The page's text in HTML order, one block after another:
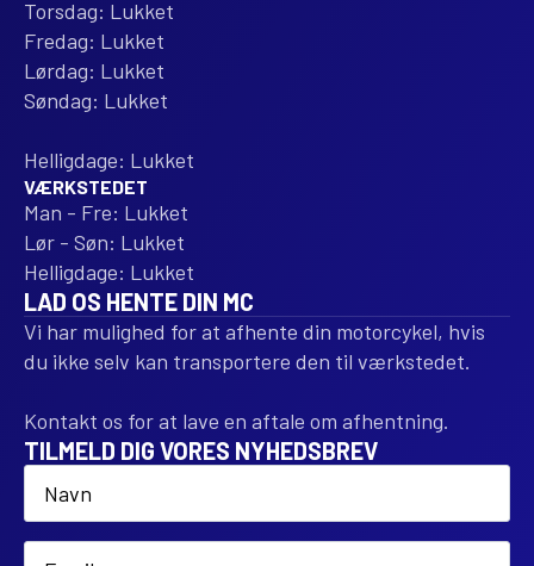
Torsdag: Lukket
Fredag: Lukket
Lørdag: Lukket
Søndag: Lukket
Helligdage: Lukket
VÆRKSTEDET
Man - Fre: Lukket
Lør - Søn: Lukket
Helligdage: Lukket
LAD OS HENTE DIN MC
Vi har mulighed for at afhente din motorcykel, hvis
du ikke selv kan transportere den til værkstedet.
Kontakt os for at lave en aftale om afhentning.
TILMELD DIG VORES NYHEDSBREV
Name
Email